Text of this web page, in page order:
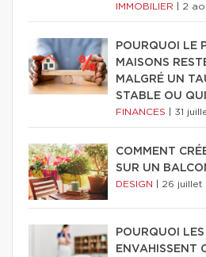
IMMOBILIER 2
POURQUOI LE
MAISONS
MALGRÉ UN
STABLE OU
FINANCES 31
COMMENT
SUR UN
DESIGN 26 juillet
POURQUOI
ENVAHISSENT